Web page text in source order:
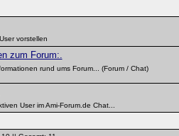
vorstellen
zum Forum:.
rund ums Forum... (Forum / Chat)
User im Ami-Forum.de Chat...